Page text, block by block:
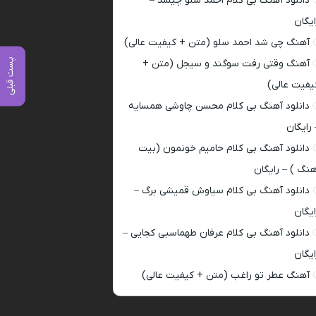
پست قبلی
آهنگ چی شد احمد سلو (متن + کیفیت عالی)
آهنگ وقتی رفت سوگند و سیجل (متن +
عالی)
دانلود آهنگ بی کلام محسن چاوشی همسایه
رایگان
دانلود آهنگ بی کلام حامیم خونمون (بیت
) – رایگان
دانلود آهنگ بی کلام سیاوش قمیشی برگ –
دانلود آهنگ بی کلام عرفان طهماسبی کجایی –
آهنگ عطر تو راغب (متن + کیفیت عالی)